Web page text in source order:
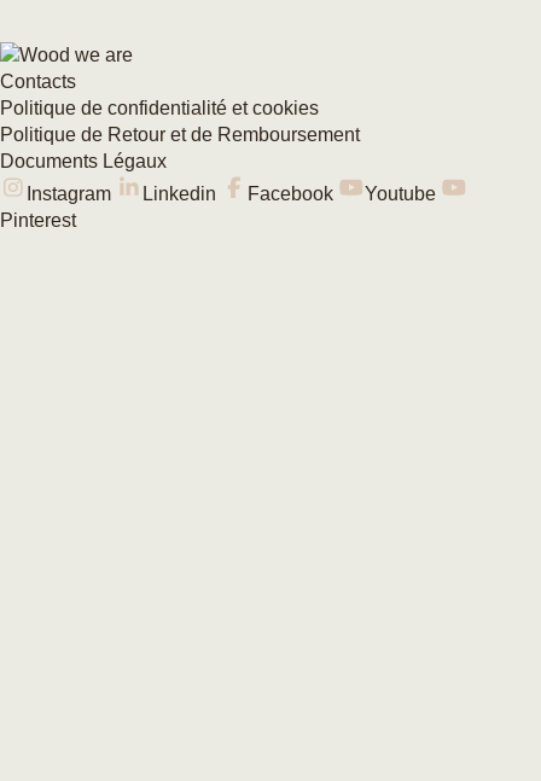
Contacts
Politique de confidentialité et cookies
Politique de Retour et de Remboursement
Documents Légaux
Instagram
Linkedin Facebook
Youtube
Pinterest